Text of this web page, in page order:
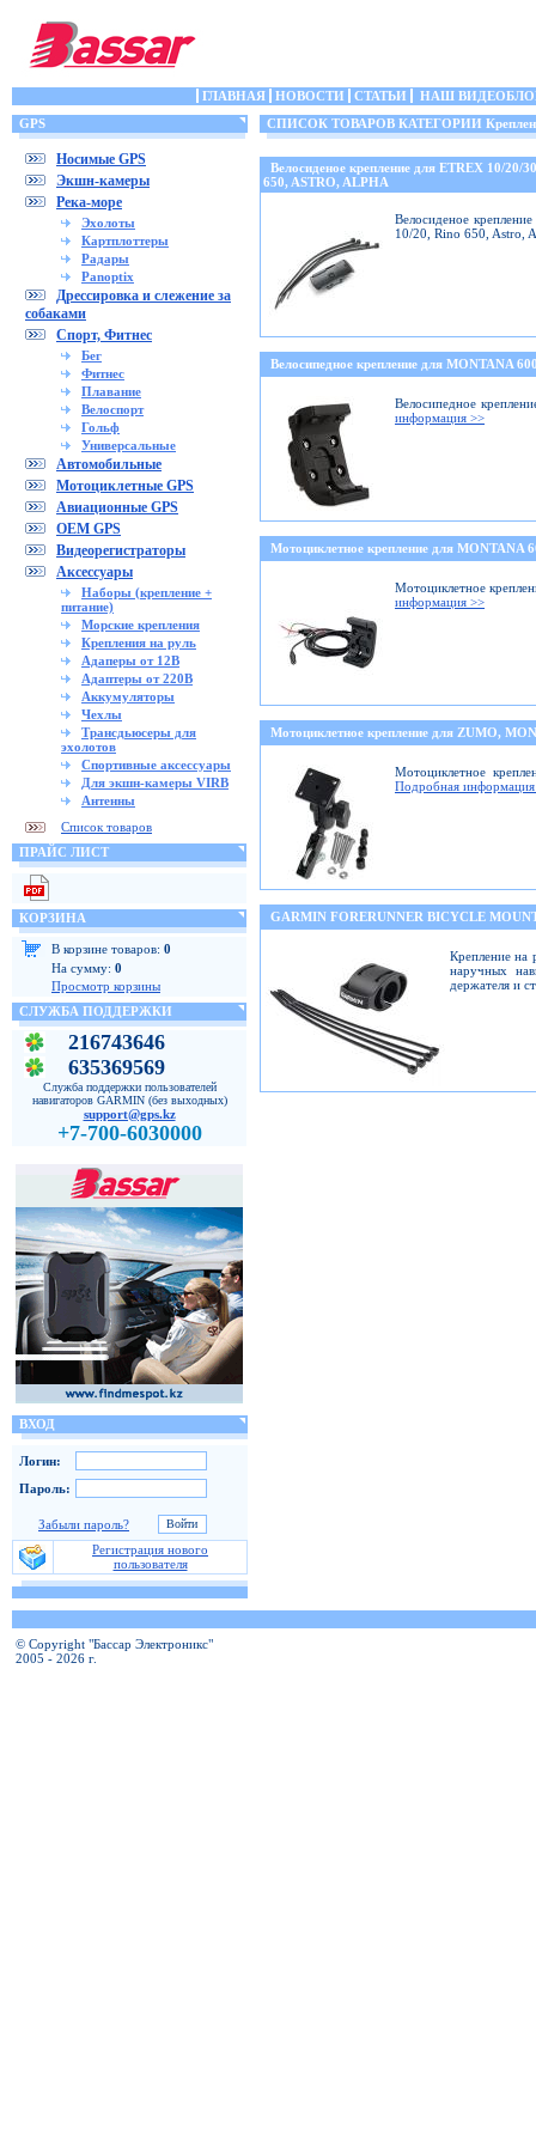
ГЛАВНАЯ НОВОСТИ СТАТЬИ
НАШ
GPS
Носимые GPS
Экшн-камеры
Река-море
Эхолоты
Картплоттеры
Радары
Panoptix
Дрессировка и слежение за
собаками
Спорт, Фитнес
Бег
Фитнес
Плавание
Велоспорт
Гольф
Универсальные
Автомобильные
Мотоциклетные GPS
Авиационные GPS
OEM GPS
Видеорегистраторы
Аксессуары
Наборы (крепление +
питание)
Морские крепления
Крепления на руль
Адаперы от 12В
Адаптеры от 220В
Аккумуляторы
Чехлы
Трансдьюсеры для
эхолотов
Спортивные аксессуары
Для экшн-камеры VIRB
Антенны
Список товаров
ПРАЙС ЛИСТ
КОРЗИНА
В корзине товаров: 0
На сумму: 0
Просмотр корзины
СЛУЖБА ПОДДЕРЖКИ
216743646
635369569
Служба поддержки пользователей
навигаторов GARMIN (без выходных)
support@gps.kz
+7-700-6030000
ВХОД
Логин:
Пароль:
Забыли пароль?
Регистрация нового
пользователя
СПИСОК ТОВАРОВ КАТЕГОРИИ
Велосиденое крепление для ETREX 10/
650, ASTRO, ALPHA
Велосиденое
10/20, Rino 650, Astro,
Велосипедное крепление для MONTANA
Велосипедное
информация >>
Мотоциклетное крепление для MONTANA
Мотоциклетное
информация >>
Мотоциклетное крепление для ZUMO,
Мотоциклетное
Подробная
GARMIN FORERUNNER BICYCLE
Крепление на
наручных
держателя и
© Copyright "Бассар Электроникс"
2005 - 2026 г.